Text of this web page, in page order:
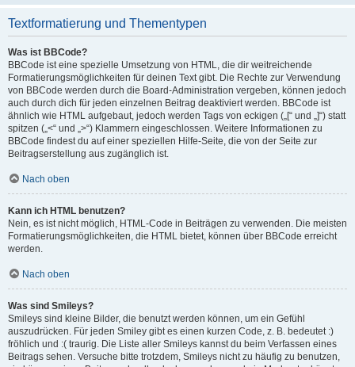
Textformatierung und Thementypen
Was ist BBCode?
BBCode ist eine spezielle Umsetzung von HTML, die dir weitreichende
Formatierungsmöglichkeiten für deinen Text gibt. Die Rechte zur Verwendung
von BBCode werden durch die Board-Administration vergeben, können jedoch
auch durch dich für jeden einzelnen Beitrag deaktiviert werden. BBCode ist
ähnlich wie HTML aufgebaut, jedoch werden Tags von eckigen („[“ und „]“) statt
spitzen („<“ und „>“) Klammern eingeschlossen. Weitere Informationen zu
BBCode findest du auf einer speziellen Hilfe-Seite, die von der Seite zur
Beitragserstellung aus zugänglich ist.
Nach oben
Kann ich HTML benutzen?
Nein, es ist nicht möglich, HTML-Code in Beiträgen zu verwenden. Die meisten
Formatierungsmöglichkeiten, die HTML bietet, können über BBCode erreicht
werden.
Nach oben
Was sind Smileys?
Smileys sind kleine Bilder, die benutzt werden können, um ein Gefühl
auszudrücken. Für jeden Smiley gibt es einen kurzen Code, z. B. bedeutet :)
fröhlich und :( traurig. Die Liste aller Smileys kannst du beim Verfassen eines
Beitrags sehen. Versuche bitte trotzdem, Smileys nicht zu häufig zu benutzen,